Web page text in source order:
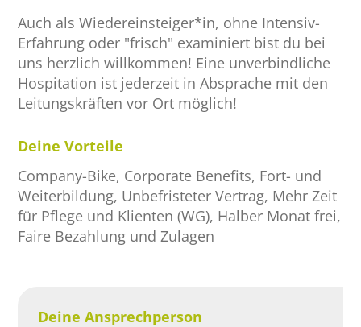
Auch als Wiedereinsteiger*in, ohne Intensiv-
Erfahrung oder "frisch" examiniert bist du bei
uns herzlich willkommen! Eine unverbindliche
Hospitation ist jederzeit in Absprache mit den
Leitungskräften vor Ort möglich!
Deine Vorteile
Company-Bike, Corporate Benefits, Fort- und
Weiterbildung, Unbefristeter Vertrag, Mehr Zeit
für Pflege und Klienten (WG), Halber Monat frei,
Faire Bezahlung und Zulagen
Deine Ansprechperson